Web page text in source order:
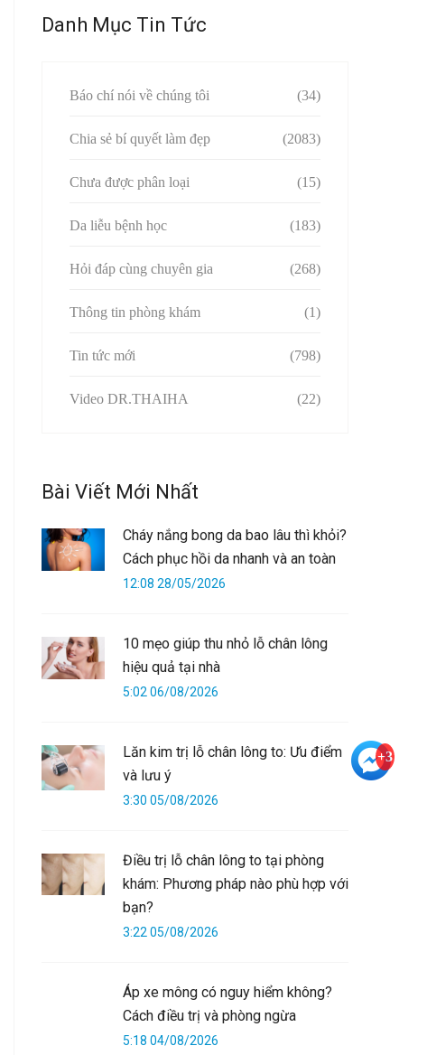
Danh Mục Tin Tức
Báo chí nói về chúng tôi (34)
Chia sẻ bí quyết làm đẹp (2083)
Chưa được phân loại (15)
Da liễu bệnh học (183)
Hỏi đáp cùng chuyên gia (268)
Thông tin phòng khám (1)
Tin tức mới (798)
Video DR.THAIHA (22)
Bài Viết Mới Nhất
Cháy nắng bong da bao lâu thì khỏi?
Cách phục hồi da nhanh và an toàn
12:08 28/05/2026
10 mẹo giúp thu nhỏ lỗ chân lông
hiệu quả tại nhà
5:02 06/08/2026
Lăn kim trị lỗ chân lông to: Ưu điểm
và lưu ý
3:30 05/08/2026
Điều trị lỗ chân lông to tại phòng
khám: Phương pháp nào phù hợp với
bạn?
3:22 05/08/2026
Áp xe mông có nguy hiểm không?
Cách điều trị và phòng ngừa
5:18 04/08/2026
+3